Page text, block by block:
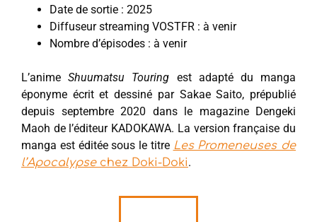
Date de sortie : 2025
Diffuseur streaming VOSTFR : à venir
Nombre d’épisodes : à venir
L’animeShuumatsu Touring est adapté du manga
éponyme écrit et dessiné par Sakae Saito, prépublié
depuis septembre 2020 dans le magazine Dengeki
Maoh de l’éditeur KADOKAWA. La version française du
manga est éditée sous le titre Les Promeneuses de
l’Apocalypsechez Doki-Doki.